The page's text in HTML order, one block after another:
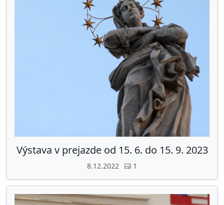
Výstava v prejazde od 15. 6. do 15. 9. 2023
8.12.2022 1